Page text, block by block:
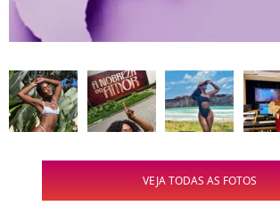
VEJA TODAS AS FOTOS